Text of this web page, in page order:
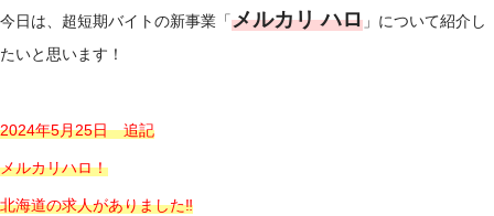
今日は、超短期バイトの新事業「メルカリ ハロ 」について紹介し
たいと思います！
2024年5月25日 追記
メルカリハロ！
北海道の求人がありました‼